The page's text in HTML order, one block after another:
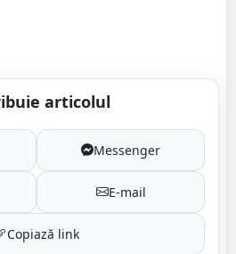
articolul
Messenger
E-mail
Copiază link